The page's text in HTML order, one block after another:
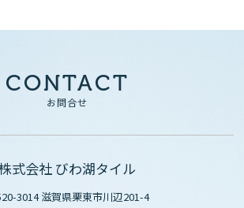
CONTACT
お問合せ
式会社 びわ湖タイル
3014 滋賀県栗東市川辺201-4